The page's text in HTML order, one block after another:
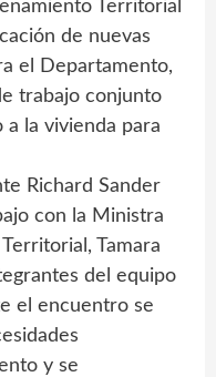
Territorial
de nuevas
el Departamento,
trabajo conjunto
a la vivienda para
Richard Sander
con la Ministra
Tamara
del equipo
el encuentro se
y se